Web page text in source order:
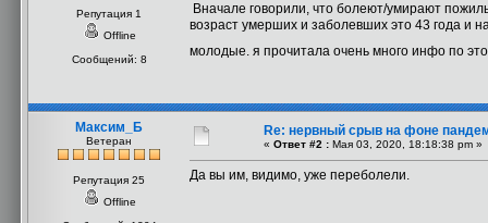
Репутация 1
Offline
Сообщений: 8
Вначале говорили, что болеют/умирают
возраст умерших и заболевших это 43 года и
молодые. я прочитала очень много инфо по
Максим_Б
Ветеран
Репутация 25
Offline
Re: нервный срыв на фоне
« Ответ #2 : Мая 03, 2020, 18:18:38 pm »
Да вы им, видимо, уже переболели.